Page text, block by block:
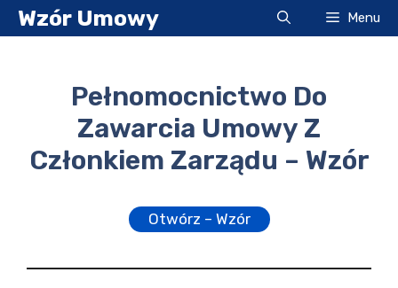
Przejdź
do
Wzór Umowy Menu
Pełnomocnictwo Do
Zawarcia Umowy Z
Członkiem Zarządu – Wzór
Otwórz – Wzór